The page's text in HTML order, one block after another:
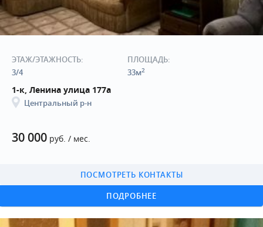
30 000 руб. / мес.
1-к, Ленина улица 177а
Центральный р-н
ПОДРОБНЕЕ
ПОСМОТРЕТЬ КОНТАКТЫ
ЭТАЖ/ЭТАЖНОСТЬ:
3/4
ПЛОЩАДЬ:
33м2